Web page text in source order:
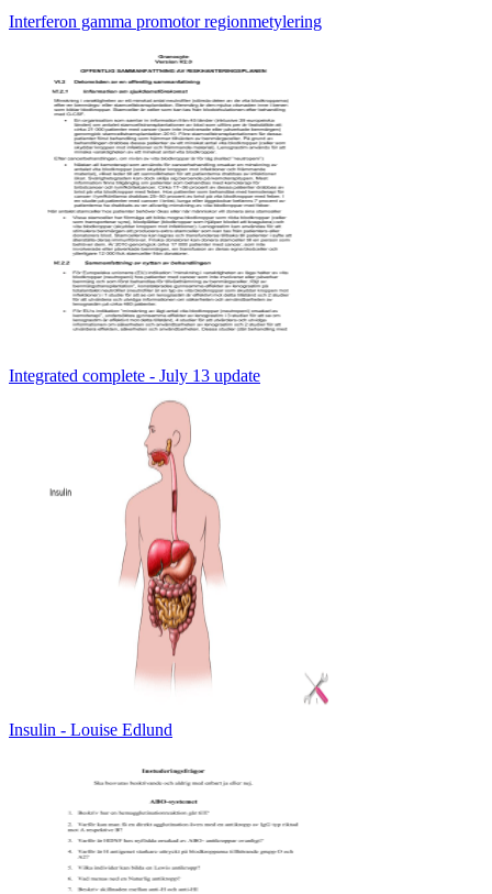
Interferon gamma promotor regionmetylering
Integrated complete - July 13 update
Insulin - Louise Edlund